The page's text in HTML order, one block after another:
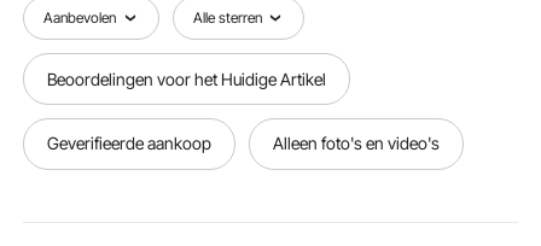
scenario's, inclusief vochtige omgevingen, waardoor
stabiele prestaties gedurende langere perioden
mogelijk zijn.
Veelzijdige toepassing: de bouwventilator is geschikt
voor verschillende omgevingen, waaronder
magazijnen, bouwplaatsen, fabrieken, kelders,
keukens en meer, en voldoet aan de behoeften op
Aanbevolen Alle sterren
Beoordelingen voor het Huidige Artikel
Geverifieerde aankoop Alleen foto's en video's